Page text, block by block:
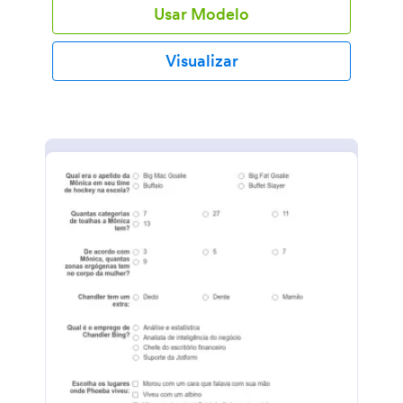
cabelo delas e também pedir seus dados de contato.
Você receberá instantaneamente os envios em sua
conta Jotform segura, sendo muito fácil de
visualizar a partir de qualquer dispositivo.
Criador de Formulários. Basta arrastar e soltar os
mesmo sua logo, para criar o questionário perfeito
para suas necessidades, tudo isso sem escrever
nenhuma linha de código! Sinta-se à vontade para
experimentar nossos mais de 100 aplicativos de
integração para compartilhar automaticamente
envios para suas outras contas online como Google
Comprenda mais sobre suas clientes e colete suas
informações de contato com o nosso Questionário
sobre o Cabelo e Necessidades das Clientes do
Salão de Beleza.
Usar Modelo
Visualizar